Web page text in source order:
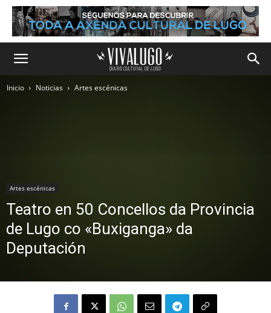
Inicio Noticias Artes escénicas
Artes escénicas
Teatro en 50 Concellos da Provincia
de Lugo co «Buxiganga» da
Deputación